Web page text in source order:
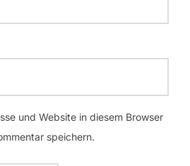
und Website in diesem Browser
speichern.